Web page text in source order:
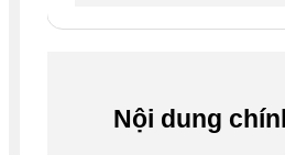
Nội dung